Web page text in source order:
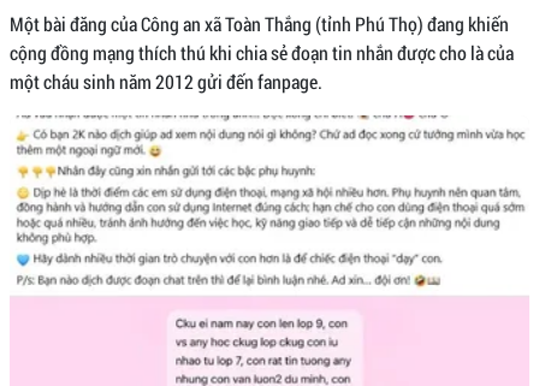
Một bài đăng của Công an xã Toàn Thắng (tỉnh Phú Thọ) đang khiến
cộng đồng mạng thích thú khi chia sẻ đoạn tin nhắn được cho là của
một cháu sinh năm 2012 gửi đến fanpage.